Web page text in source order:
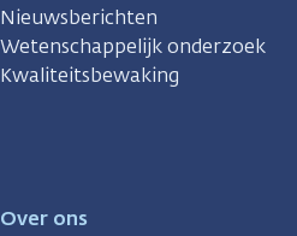
Nieuwsberichten
Wetenschappelijk onderzoek
Kwaliteitsbewaking
Over ons